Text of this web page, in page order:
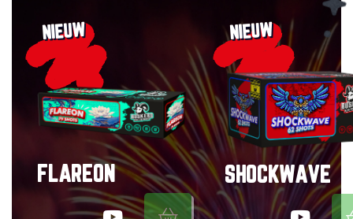
NIEUW
FLAREON
NIEUW
SHOCKWAVE